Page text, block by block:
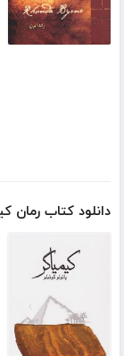
دانلود کتاب رمان